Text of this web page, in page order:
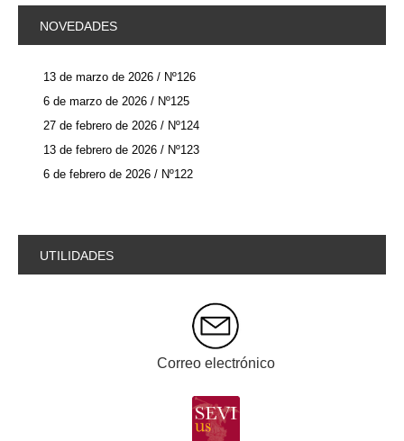
NOVEDADES
13 de marzo de 2026 / Nº126
6 de marzo de 2026 / Nº125
27 de febrero de 2026 / Nº124
13 de febrero de 2026 / Nº123
6 de febrero de 2026 / Nº122
UTILIDADES
Correo electrónico